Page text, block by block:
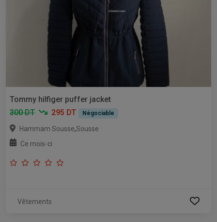
Tommy hilfiger puffer jacket
300 DT
295 DT Négociable
Hammam Sousse,Sousse
Ce mois-ci
Vêtements